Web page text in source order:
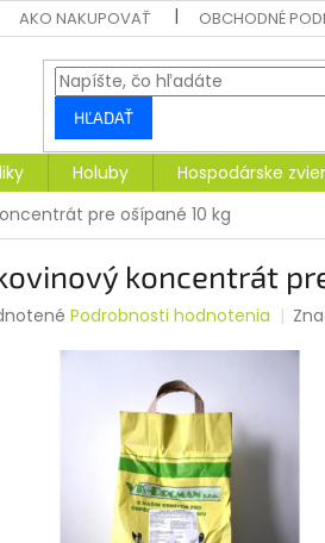
AKO NAKUPOVAŤ OBCHODNÉ
HĽADAŤ
Holuby Hospodárske
pre ošípané 10 kg
koncentrát
Podrobnosti hodnotenia